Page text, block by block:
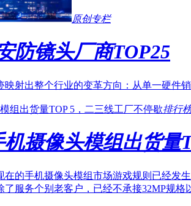
原创专栏
防镜头厂商TOP25
射出整个行业的变革方向：从单一硬件
排行
机摄像头模组出货量
在的手机摄像头模组市场游戏规则已经发
服务个别老客户，已经不承接32MP规格